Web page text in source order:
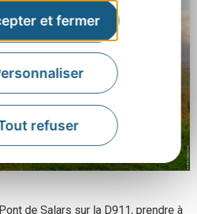
et fermer
refuser
de Salars sur la D911, prendre à